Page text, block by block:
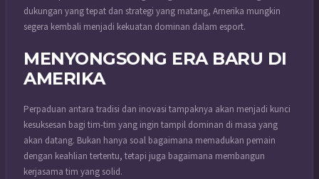
dukungan yang tepat dan strategi yang matang, Amerika mungkin
segera kembali menjadi kekuatan dominan dalam esport.
MENYONGSONG ERA BARU DI
AMERIKA
Perpaduan antara tradisi dan inovasi tampaknya akan menjadi kunci
kesuksesan bagi tim-tim yang ingin tampil dominan di masa yang
akan datang. Bukan hanya soal bagaimana memadukan pemain
dengan keahlian tertentu, tetapi juga bagaimana membangun
kerjasama tim yang solid.